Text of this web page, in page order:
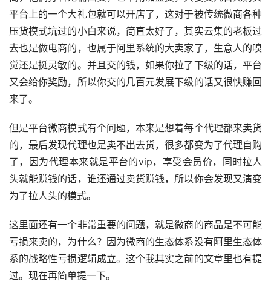
平台上的一个大礼包就可以开店了，这对于被传统微商各种
压货模式坑过的小白来说，简直太好了，其实云集的老板过
去也是做电商的，也属于阿里系统的大卖家了，生意人的嗅
觉还是挺灵敏的。并且交的钱，如果你拉了下级的话，平台
又会给你奖励，所以你交的几百元发展下级的话又很快赚回
来了。
但是平台微商模式有个问题，本来是想着每个代理都来卖货
的，最后发现代理也是卖不出去货，很多都变为了代理自购
了，因为代理本来就是平台的vip，享受会员价，同时拉人
头就能赚钱的话，谁还通过卖货赚钱，所以你会发现又演变
为了拉人头的模式。
这里面还有一个非常重要的问题，就是微商的商品是不可能
亏损来卖的，为什么？因为微商的生态体系没有阿里生态体
系的战略性亏损逻辑成立。这个我其实之前的文章里也有提
过。现在再简单提一下。